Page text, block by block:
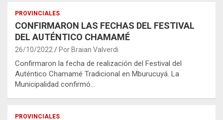
PROVINCIALES
CONFIRMARON LAS FECHAS DEL FESTIVAL
DEL AUTÉNTICO CHAMAMÉ
26/10/2022 Por Braian Valverdi
Confirmaron la fecha de realización del Festival del
Auténtico Chamamé Tradicional en Mburucuyá. La
Municipalidad confirmó…
PROVINCIALES